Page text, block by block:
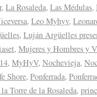
, La Rosaleda, Las Médulas,
, Leo Myhyv,
, Luján Argüelles
, Mujeres y Hombres y
, MyHyV, Nochevieja,
Shore, Ponferrada,
Torre de la Rosaleda,